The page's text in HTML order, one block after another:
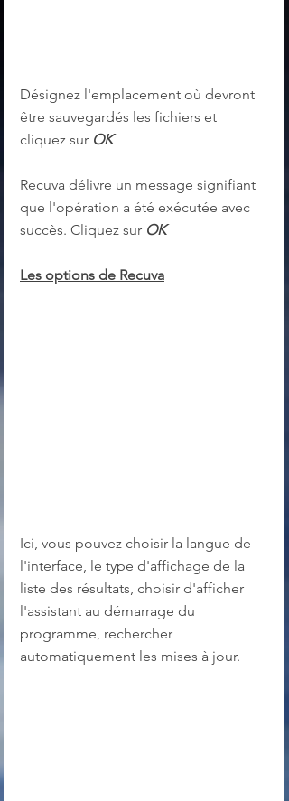
Désignez l'emplacement où devront
être sauvegardés les fichiers et
cliquez sur OK
Recuva délivre un message signifiant
que l'opération a été exécutée avec
succès. Cliquez sur OK
Les options de Recuva
Ici, vous pouvez choisir la langue de
l'interface, le type d'affichage de la
liste des résultats, choisir d'afficher
l'assistant au démarrage du
programme, rechercher
automatiquement les mises à jour.